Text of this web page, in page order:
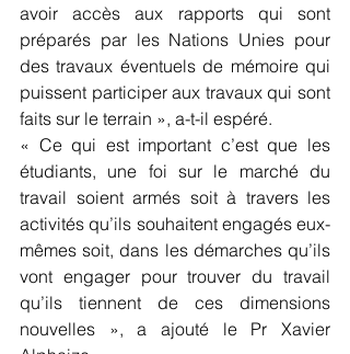
avoir accès aux rapports qui sont
préparés par les Nations Unies pour
des travaux éventuels de mémoire qui
puissent participer aux travaux qui sont
faits sur le terrain », a-t-il espéré.
« Ce qui est important c’est que les
étudiants, une foi sur le marché du
travail soient armés soit à travers les
activités qu’ils souhaitent engagés eux-
mêmes soit, dans les démarches qu’ils
vont engager pour trouver du travail
qu’ils tiennent de ces dimensions
nouvelles », a ajouté le Pr Xavier